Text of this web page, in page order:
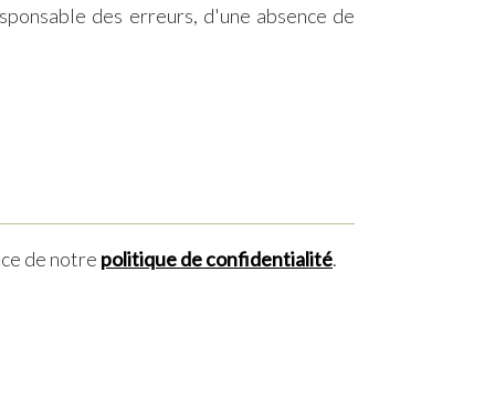
des erreurs, d'une absence de
de notre politique de confidentialité.